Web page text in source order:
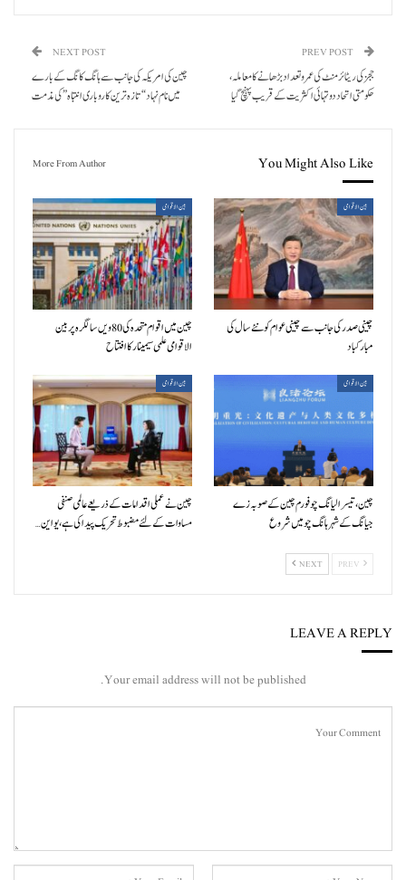
ججز کی ریٹائرمنٹ کی عمر و تعداد بڑھانے کا معاملہ،
حکومتی اتحاد دو تہائی اکثریت کے قریب پہنچ گیا
NEXT POST
چین کی امریکہ کی جانب سے ہانگ کانگ کے بارے
میں نام نہاد “تازہ ترین کاروباری انتباہ” کی مذمت
You Might Also Like
More From Author
بین الاقوامی
چینی صدر کی جانب سے چینی عوام کو نئے سال کی
مبارکباد
بین الاقوامی
چین میں اقوام متحدہ کی 80ویں سالگرہ پر بین
الاقوامی علمی سیمینار کا افتتاح
بین الاقوامی
چین، تیسرا لیانگ چو فورم چین کے صوبہ زے
جیانگ کے شہر ہانگ چو میں شروع
بین الاقوامی
چین نے عملی اقدامات کے ذریعے عالمی صنفی
مساوات کے لئے مضبوط تحریک پیدا کی ہے، یو این…
NEXT
LEAVE A REPLY
Your email address will not be published.